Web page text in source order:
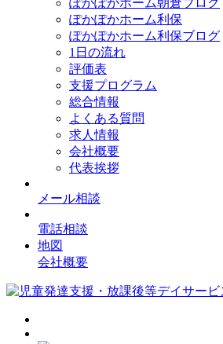
ぽかぽかホーム朝倉ブログ
ぽかぽかホーム利保
ぽかぽかホーム利保ブログ
1日の流れ
評価表
支援プログラム
総合情報
よくある質問
求人情報
会社概要
代表挨拶
メール相談
電話相談
地図
会社概要